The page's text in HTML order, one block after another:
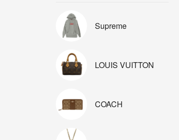
Supreme
LOUIS VUITTON
COACH